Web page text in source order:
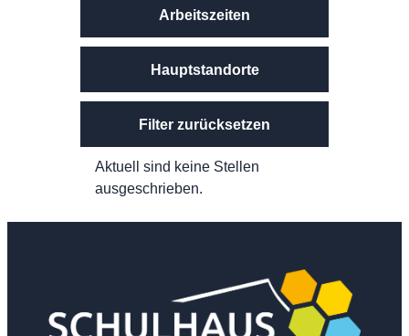
Arbeitszeiten
Hauptstandorte
Filter zurücksetzen
Aktuell sind keine Stellen
ausgeschrieben.